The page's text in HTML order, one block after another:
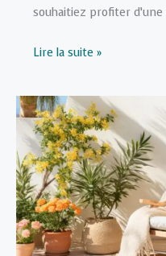
souhaitiez profiter
Les
d’une
baie
vitrée
à
galandage
pour
votre
salon
Lire la suite »